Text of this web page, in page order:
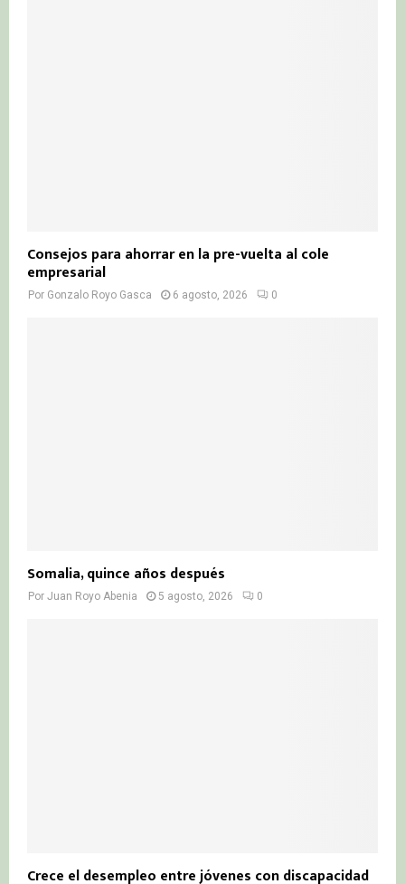
Consejos para ahorrar en la pre-vuelta al cole
empresarial
Por Gonzalo Royo Gasca 6 agosto, 2026 0
Somalia, quince años después
Por Juan Royo Abenia 5 agosto, 2026 0
Crece el desempleo entre jóvenes con discapacidad